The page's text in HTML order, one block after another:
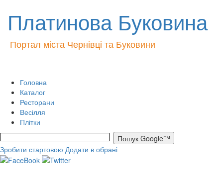
Платинова Буковина
Портал міста Чернівці та Буковини
Головна
Каталог
Ресторани
Весілля
Плітки
Зробити стартовою Додати в обрані